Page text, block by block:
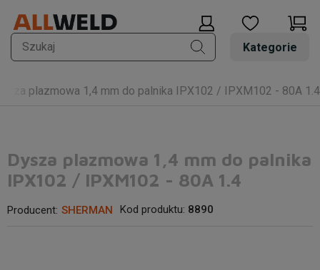
Kategorie
plazmowa 1,4 mm do palnika IPX102 / IPXM102 - 80A 1.4
Dysza plazmowa 1,4 mm do palnika
IPX102 / IPXM102 - 80A 1.4
Producent: SHERMAN Kod produktu: 8890